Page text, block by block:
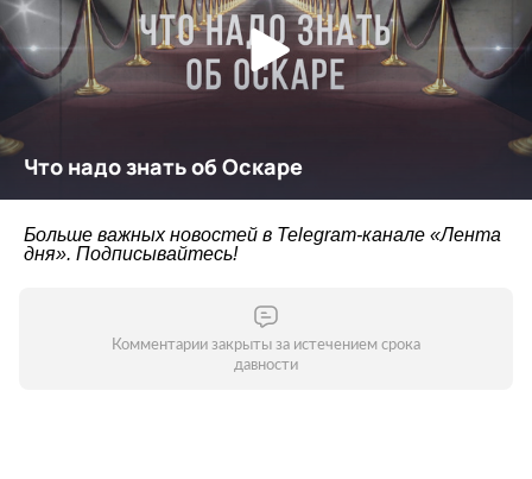
Больше важных новостей в Telegram-канале «Лента
дня». Подписывайтесь!
Комментарии закрыты за истечением срока
давности